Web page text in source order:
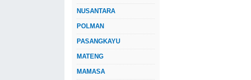
NUSANTARA
POLMAN
PASANGKAYU
MATENG
MAMASA